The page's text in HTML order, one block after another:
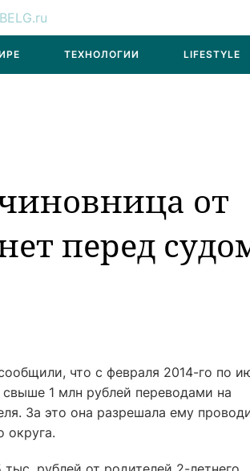
ТЕХНОЛОГИИ LIFESTYLE
от
перед
что с февраля 2014-го по
1 млн рублей переводами на
За это она разрешала ему
округа.